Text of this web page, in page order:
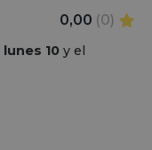
0,00 (0)
lunes 10 y el